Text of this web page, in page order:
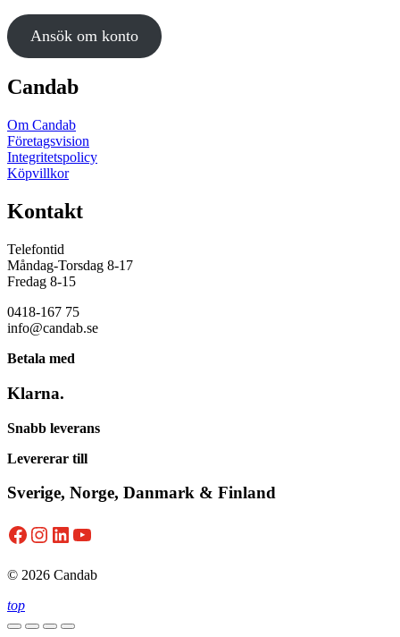
Ansök om konto
Candab
Om Candab
Företagsvision
Integritetspolicy
Köpvillkor
Kontakt
Telefontid
Måndag-Torsdag 8-17
Fredag 8-15
0418-167 75
info@candab.se
Betala med
Klarna.
Snabb leverans
Levererar till
Sverige, Norge, Danmark & Finland
Facebook
Instagram
LinkedIn
YouTube
© 2026 Candab
top